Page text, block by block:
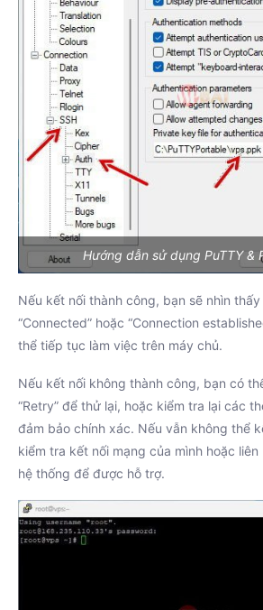
Hướng dẫn sử dụng PuTTY &
Nếu kết nối thành công, bạn sẽ nhìn
“Connected” hoặc “Connection
thể tiếp tục làm việc trên máy chủ.
Nếu kết nối không thành công, bạn có
“Retry” để thử lại, hoặc kiểm tra lại các
đảm bảo chính xác. Nếu vẫn không thể
kiểm tra kết nối mạng của mình hoặc
hệ thống để được hỗ trợ.